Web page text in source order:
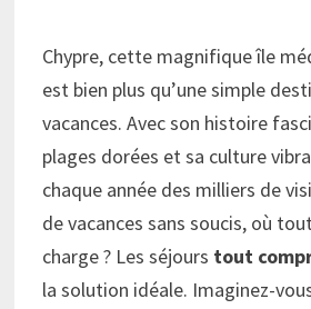
Chypre, cette magnifique île
est bien plus qu’une simple
vacances. Avec son histoire
plages dorées et sa culture
chaque année des milliers de
de vacances sans soucis, où
charge ? Les séjours tout
la solution idéale. Imaginez-